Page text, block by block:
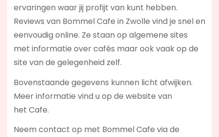
ervaringen waar jij profijt van kunt hebben.
Reviews van Bommel Cafe in Zwolle vind je snel en
eenvoudig online. Ze staan op algemene sites
met informatie over cafés maar ook vaak op de
site van de gelegenheid zelf.
Bovenstaande gegevens kunnen licht afwijken.
Meer informatie vind u op de website van
het Cafe.
Neem contact op met Bommel Cafe via de